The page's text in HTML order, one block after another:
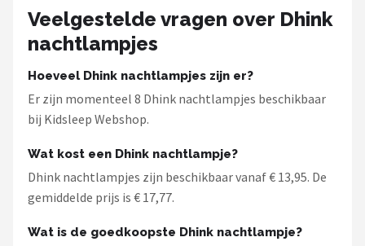
Veelgestelde vragen over Dhink
nachtlampjes
Hoeveel Dhink nachtlampjes zijn er?
Er zijn momenteel 8 Dhink nachtlampjes beschikbaar
bij Kidsleep Webshop.
Wat kost een Dhink nachtlampje?
Dhink nachtlampjes zijn beschikbaar vanaf € 13,95. De
gemiddelde prijs is € 17,77.
Wat is de goedkoopste Dhink nachtlampje?